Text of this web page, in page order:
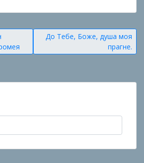
До Тебе, Боже, душа моя
прагне.